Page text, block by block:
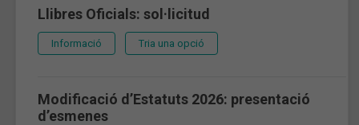
Llibres Oficials: sol·licitud
Informació Tria una opció
Modificació d’Estatuts 2026: presentació
d’esmenes